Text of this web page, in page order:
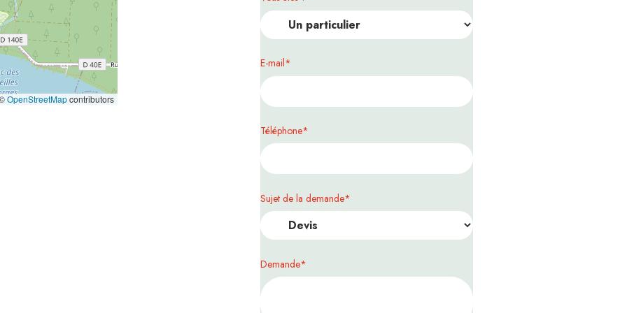
OpenStreetMapcontributors
E-mail
Téléphone
Sujet de la demande
Demande